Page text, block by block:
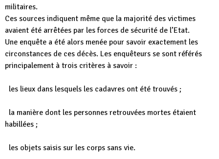
militaires.
Ces sources indiquent même que la majorité des victimes
avaient été arrêtées par les forces de sécurité de l’Etat.
Une enquête a été alors menée pour savoir exactement les
circonstances de ces décès. Les enquêteurs se sont référés
principalement à trois critères à savoir :
les lieux dans lesquels les cadavres ont été trouvés ;
la manière dont les personnes retrouvées mortes étaient
habillées ;
les objets saisis sur les corps sans vie.